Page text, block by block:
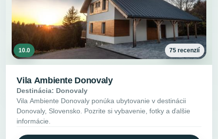
10.0 75 recenzií
Vila Ambiente Donovaly
Destinácia: Donovaly
Vila Ambiente Donovaly ponúka ubytovanie v destinácii
Donovaly, Slovensko. Pozrite si vybavenie, fotky a ďalšie
informácie.